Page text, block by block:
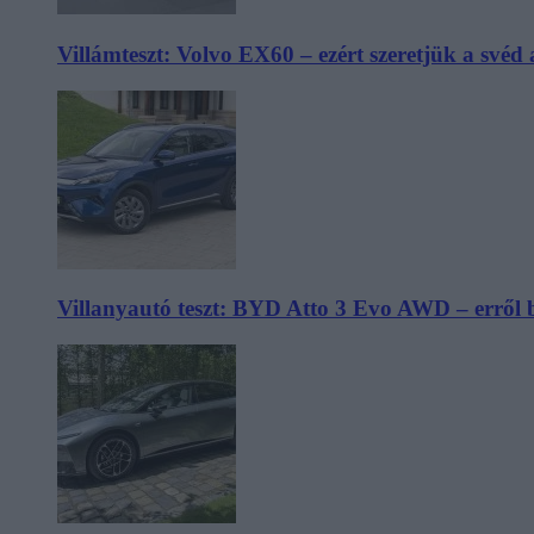
Villámteszt: Volvo EX60 – ezért szeretjük a svéd
Villanyautó teszt: BYD Atto 3 Evo AWD – erről